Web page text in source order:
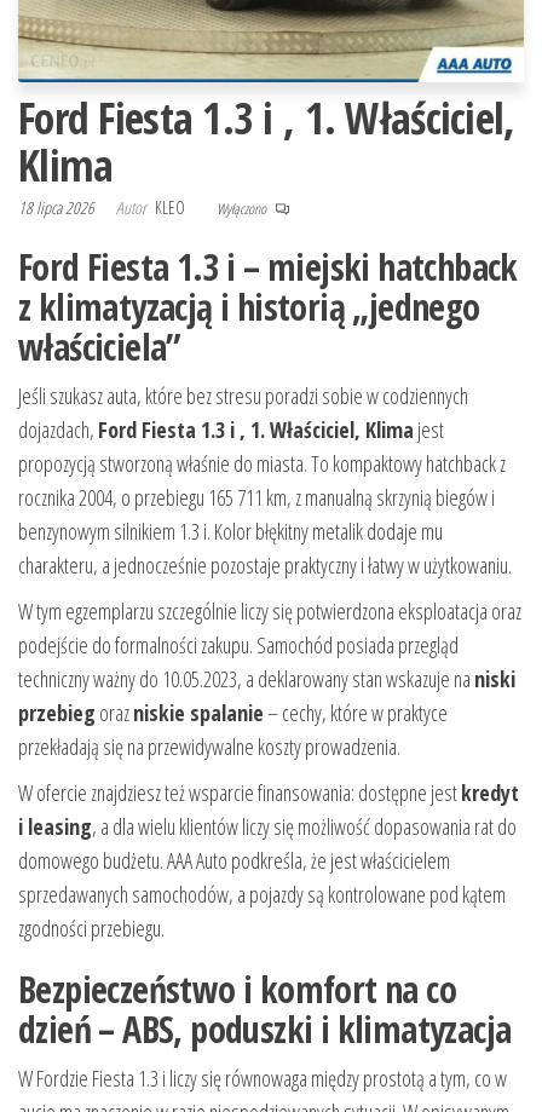
Ford Fiesta 1.3 i , 1. Właściciel,
Klima
18 lipca 2026 Autor KLEO Wyłączono
Ford Fiesta 1.3 i – miejski hatchback
z klimatyzacją i historią „jednego
właściciela”
Jeśli szukasz auta, które bez stresu poradzi sobie w codziennych
dojazdach, Ford Fiesta 1.3 i , 1. Właściciel, Klima jest
propozycją stworzoną właśnie do miasta. To kompaktowy hatchback z
rocznika 2004, o przebiegu 165 711 km, z manualną skrzynią biegów i
benzynowym silnikiem 1.3 i. Kolor błękitny metalik dodaje mu
charakteru, a jednocześnie pozostaje praktyczny i łatwy w użytkowaniu.
W tym egzemplarzu szczególnie liczy się potwierdzona eksploatacja oraz
podejście do formalności zakupu. Samochód posiada przegląd
techniczny ważny do 10.05.2023, a deklarowany stan wskazuje na niski
przebieg orazniskie spalanie– cechy, które w praktyce
przekładają się na przewidywalne koszty prowadzenia.
W ofercie znajdziesz też wsparcie finansowania: dostępne jestkredyt
i leasing, a dla wielu klientów liczy się możliwość dopasowania rat do
domowego budżetu. AAA Auto podkreśla, że jest właścicielem
sprzedawanych samochodów, a pojazdy są kontrolowane pod kątem
zgodności przebiegu.
Bezpieczeństwo i komfort na co
dzień – ABS, poduszki i klimatyzacja
W Fordzie Fiesta 1.3 i liczy się równowaga między prostotą a tym, co w